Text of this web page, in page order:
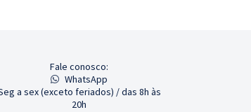
Fale conosco:
WhatsApp
a sex (exceto feriados) / das 8h às
20h